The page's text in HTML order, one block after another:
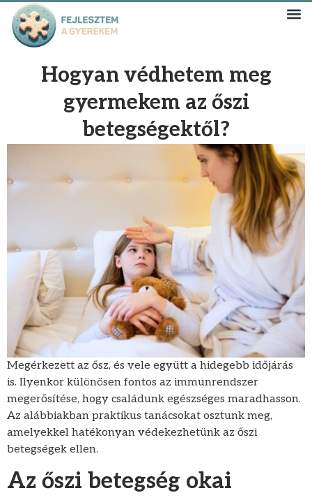
Hogyan védhetem meg
gyermekem az őszi
betegségektől?
Megérkezett az ősz, és vele együtt a hidegebb időjárás
is. Ilyenkor különösen fontos az immunrendszer
megerősítése, hogy családunk egészséges maradhasson.
Az alábbiakban praktikus tanácsokat osztunk meg,
amelyekkel hatékonyan védekezhetünk az őszi
betegségek ellen.
Az őszi betegség okai